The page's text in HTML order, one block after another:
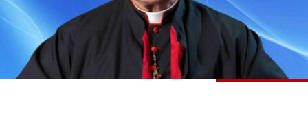
البرامج
جدول البرامج